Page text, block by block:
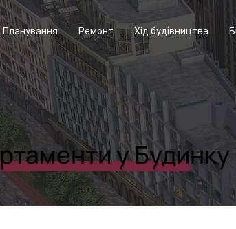
у
Планування Ремонт Хід будівництва